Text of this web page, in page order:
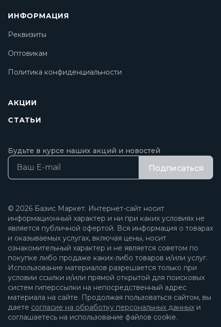
ИНФОРМАЦИЯ
Реквизиты
Оптовикам
Политика конфиденциальности
АКЦИИ
СТАТЬИ
Будьте в курсе наших акций и новостей
Подписаться
© 2026 Базис Маркет. Интернет-сайт носит
информационный характер и ни при каких условиях не
является публичной офертой. Вся информация о товарах
и оказываемых услугах, включая цены, носит
ознакомительный характер и не является советом по
покупке либо продаже каких-либо товаров и/или услуг.
Использование материалов разрешается только при
условии ссылки и/или прямой открытой для поисковых
систем гиперссылки на непосредственный адрес
материала на сайте. Продолжая пользоваться сайтом, вы
даете согласие на обработку персональных данных и
соглашаетесь на использование файлов cookie.